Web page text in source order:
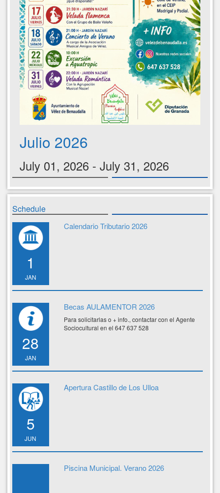
Julio 2026
July 01, 2026 - July 31, 2026
Schedule
1
JAN
Calendario Tributario 2026
28
JAN
Becas AULAMENTOR 2026
Para solicitarlas o + info., contactar con el Agente
Sociocultural en el 647 637 528
5
JUN
Apertura Castillo de Los Ulloa
Piscina Municipal. Verano 2026